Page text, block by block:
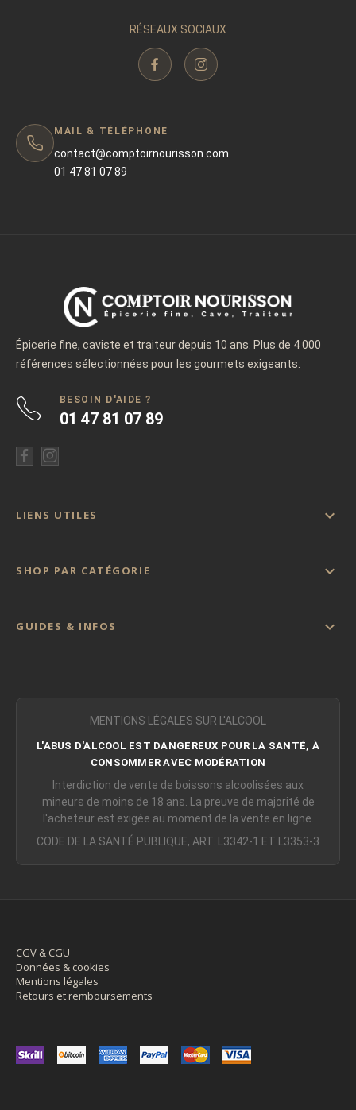
RÉSEAUX SOCIAUX
MAIL & TÉLÉPHONE
contact@comptoirnourisson.com
01 47 81 07 89
Épicerie fine, caviste et traiteur depuis 10 ans. Plus de 4 000
références sélectionnées pour les gourmets exigeants.
BESOIN D'AIDE ?
01 47 81 07 89
LIENS UTILES 
SHOP PAR CATÉGORIE 
GUIDES & INFOS 
MENTIONS LÉGALES SUR L'ALCOOL
L'ABUS D'ALCOOL EST DANGEREUX POUR LA SANTÉ, À
CONSOMMER AVEC MODÉRATION
Interdiction de vente de boissons alcoolisées aux
mineurs de moins de 18 ans. La preuve de majorité de
l'acheteur est exigée au moment de la vente en ligne.
CODE DE LA SANTÉ PUBLIQUE, ART. L3342-1 ET L3353-3
CGV & CGU
Données & cookies
Mentions légales
Retours et remboursements